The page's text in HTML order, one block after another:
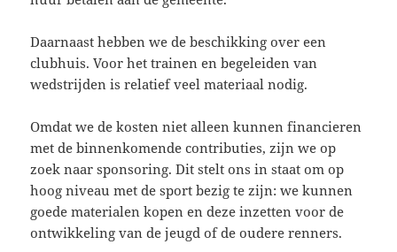
Daarnaast hebben we de beschikking over een
clubhuis. Voor het trainen en begeleiden van
wedstrijden is relatief veel materiaal nodig.
Omdat we de kosten niet alleen kunnen financieren
met de binnenkomende contributies, zijn we op
zoek naar sponsoring. Dit stelt ons in staat om op
hoog niveau met de sport bezig te zijn: we kunnen
goede materialen kopen en deze inzetten voor de
ontwikkeling van de jeugd of de oudere renners.